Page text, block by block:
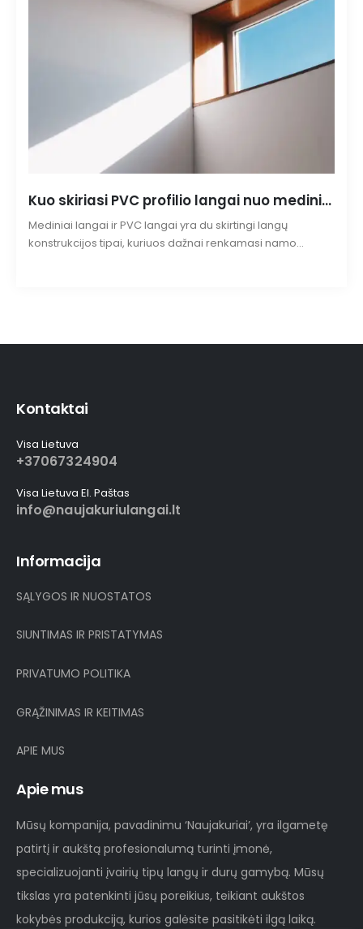
Kuo skiriasi PVC profilio langai nuo medinių profilio?
Mediniai langai ir PVC langai yra du skirtingi langų
konstrukcijos tipai, kuriuos dažnai renkamasi namo
Kontaktai
Visa Lietuva
+37067324904
Visa Lietuva El. Paštas
info@naujakuriulangai.lt
Informacija
SĄLYGOS IR NUOSTATOS
SIUNTIMAS IR PRISTATYMAS
PRIVATUMO POLITIKA
GRĄŽINIMAS IR KEITIMAS
APIE MUS
Apie mus
Mūsų kompanija, pavadinimu ‘Naujakuriai’, yra ilgametę
patirtį ir aukštą profesionalumą turinti įmonė,
specializuojanti įvairių tipų langų ir durų gamybą. Mūsų
tikslas yra patenkinti jūsų poreikius, teikiant aukštos
kokybės produkciją, kurios galėsite pasitikėti ilgą laiką.